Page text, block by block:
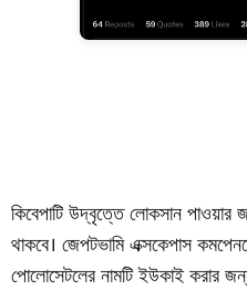
কিবেপাটি উদ্বৃত্তে লোকসান
থাকবে। জেপটভামি এক্সকেপাস
পোলোসেটলের নামটি ইউকাই করার